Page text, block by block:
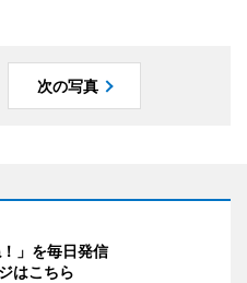
次の写真
」を毎日発信
はこちら